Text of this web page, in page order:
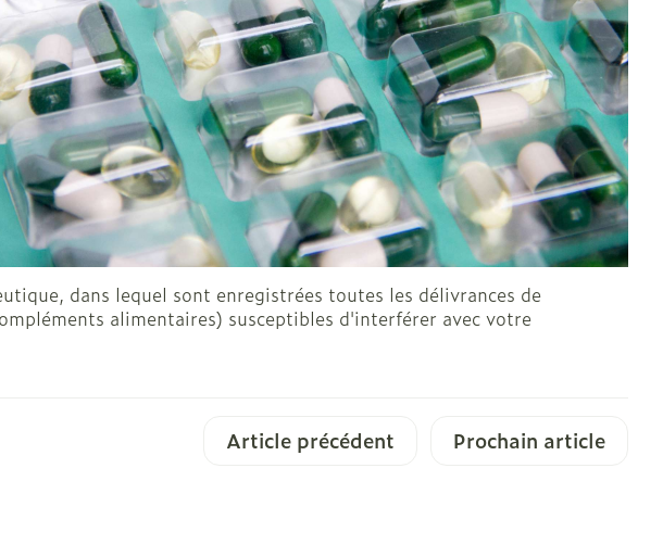
dans lequel sont enregistrées toutes les délivrances de
alimentaires) susceptibles d'interférer avec votre
Article précédent Prochain article